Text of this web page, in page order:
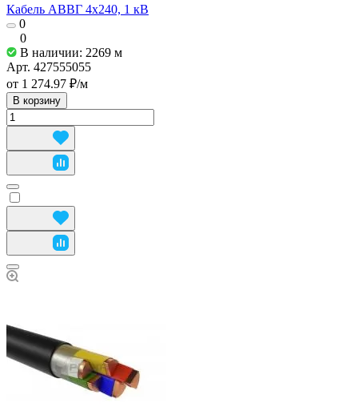
Кабель АВВГ 4х240, 1 кВ
0
0
В наличии: 2269 м
Арт. 427555055
от 1 274.97 ₽/м
В корзину